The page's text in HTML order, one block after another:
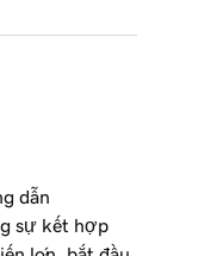
dẫn
sự kết hợp